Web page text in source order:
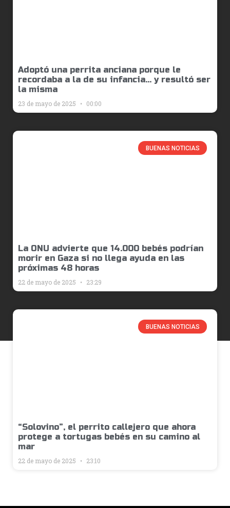
Adoptó una perrita anciana porque le
recordaba a la de su infancia… y resultó ser
la misma
23 de mayo de 2025 00:00
BUENAS NOTICIAS
La ONU advierte que 14.000 bebés podrían
morir en Gaza si no llega ayuda en las
próximas 48 horas
22 de mayo de 2025 23:29
BUENAS NOTICIAS
“Solovino”, el perrito callejero que ahora
protege a tortugas bebés en su camino al
mar
22 de mayo de 2025 23:10